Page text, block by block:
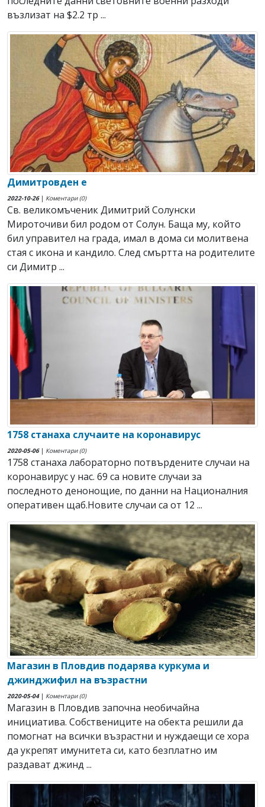
възлизат на $2.2 тр ...
Димитровден е
2022-10-26| Коментари (0)
Св. великомъченик Димитрий Солунски
Мироточиви бил родом от Солун. Баща му, който
бил управител на града, имал в дома си молитвена
стая с икона и кандило. След смъртта на родителите
си Димитр ...
1758 станаха случаите на коронавирус
2020-05-06| Коментари (0)
1758 станаха лабораторно потвърдените случаи на
коронавирус у нас. 69 са новите случаи за
последното денонощие, по данни на Националния
оперативен щаб.Новите случаи са от 12 ...
Магазин в Пловдив подарява куркума и
джинджифил на възрастни
2020-05-04| Коментари (0)
Магазин в Пловдив започна необичайна
инициатива. Собствениците на обекта решили да
помогнат на всички възрастни и нуждаещи се хора
да укрепят имунитета си, като безплатно им
раздават джинд ...